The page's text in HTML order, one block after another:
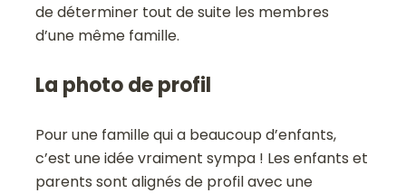
de déterminer tout de suite les membres
d’une même famille.
La photo de profil
Pour une famille qui a beaucoup d’enfants,
c’est une idée vraiment sympa ! Les enfants et
parents sont alignés de profil avec une